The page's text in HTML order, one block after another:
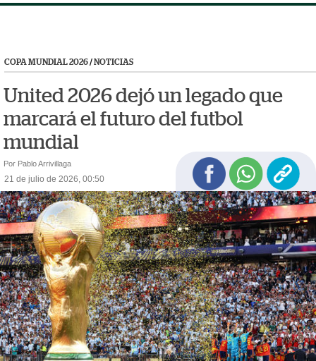
COPA MUNDIAL 2026/NOTICIAS
United 2026 dejó un legado que
marcará el futuro del futbol
mundial
Por Pablo Arrivillaga
21 de julio de 2026, 00:50